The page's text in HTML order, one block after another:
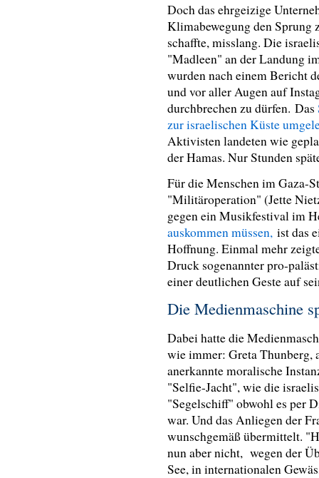
Doch das ehrgeizige
Klimabewegung den
schaffte, misslang. Die
"Madleen" an der Landung
wurden nach einem Bericht
und vor aller Augen auf
durchbrechen zu dürfen. Das
zur israelischen Küste
Aktivisten landeten wie
der Hamas. Nur Stunden
Für die Menschen im Gaza-
"Militäroperation" (Jette
gegen ein Musikfestival im
auskommen müssen, ist das
Hoffnung. Einmal mehr
Druck sogenannter pro-
einer deutlichen Geste auf
Die Medienmaschine
Dabei hatte die
wie immer: Greta Thunberg,
anerkannte moralische
"Selfie-Jacht", wie die
"Segelschiff" obwohl es per
war. Und das Anliegen der
wunschgemäß übermittelt.
nun aber nicht, wegen der
See, in internationalen